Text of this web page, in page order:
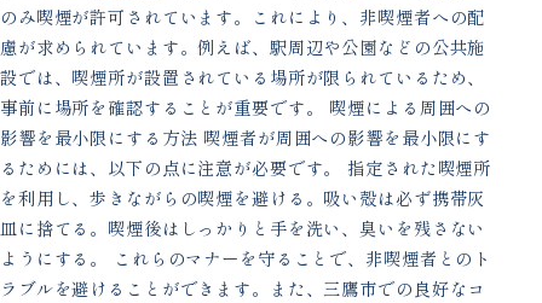
のみ喫煙が許可されています。これにより、非喫煙者への配
慮が求められています。例えば、駅周辺や公園などの公共施
設では、喫煙所が設置されている場所が限られているため、
事前に場所を確認することが重要です。 喫煙による周囲への
影響を最小限にする方法 喫煙者が周囲への影響を最小限にす
るためには、以下の点に注意が必要です。 指定された喫煙所
を利用し、歩きながらの喫煙を避ける。吸い殻は必ず携帯灰
皿に捨てる。喫煙後はしっかりと手を洗い、臭いを残さない
ようにする。 これらのマナーを守ることで、非喫煙者とのト
ラブルを避けることができます。また、三鷹市での良好なコ